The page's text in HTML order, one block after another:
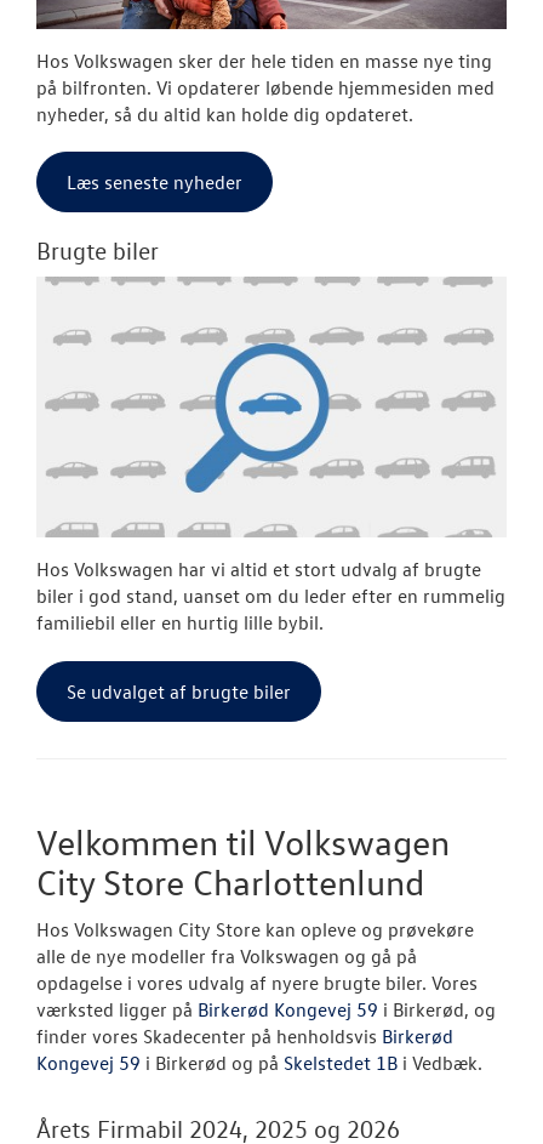
Hos Volkswagen sker der hele tiden en masse nye ting
på bilfronten. Vi opdaterer løbende hjemmesiden med
nyheder, så du altid kan holde dig opdateret.
Læs seneste nyheder
Brugte biler
Hos Volkswagen har vi altid et stort udvalg af brugte
biler i god stand, uanset om du leder efter en rummelig
familiebil eller en hurtig lille bybil.
Se udvalget af brugte biler
Velkommen til Volkswagen
City Store Charlottenlund
Hos Volkswagen City Store kan opleve og prøvekøre
alle de nye modeller fra Volkswagen og gå på
opdagelse i vores udvalg af nyere brugte biler. Vores
værksted ligger på Birkerød Kongevej 59 i Birkerød, og
finder vores Skadecenter på henholdsvis Birkerød
Kongevej 59 i Birkerød og på Skelstedet 1B i Vedbæk.
Årets Firmabil 2024, 2025 og 2026